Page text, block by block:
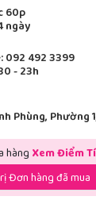
60p
ngày
492 3399
- 23h
Phùng, Phường
hàng Xem Điểm
Đơn hàng đã mua